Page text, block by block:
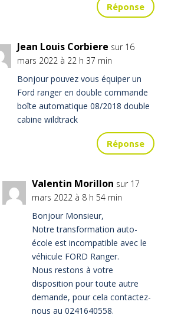
Réponse
Jean Louis Corbiere sur 16
mars 2022 à 22 h 37 min
Bonjour pouvez vous équiper un
Ford ranger en double commande
boîte automatique 08/2018 double
cabine wildtrack
Réponse
Valentin Morillon sur 17
mars 2022 à 8 h 54 min
Bonjour Monsieur,
Notre transformation auto-
école est incompatible avec le
véhicule FORD Ranger.
Nous restons à votre
disposition pour toute autre
demande, pour cela contactez-
nous au 0241640558.